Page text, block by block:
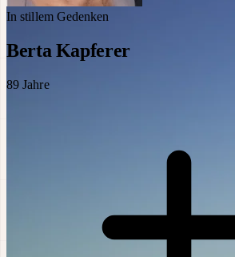
In stillem Gedenken
Berta Kapferer
89 Jahre